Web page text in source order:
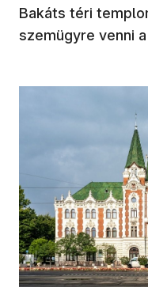
Bakáts téri
szemügyre venni